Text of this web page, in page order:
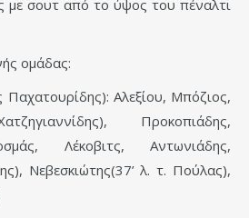
με σουτ από το ύψος του πέναλτι
ομάδας:
Αλεξίου, Μπόζιος,
Προκοπιάδης,
Λέκοβιτς, Αντωνιάδης,
Νεβεσκιώτης(37’ λ. τ. Πούλας),